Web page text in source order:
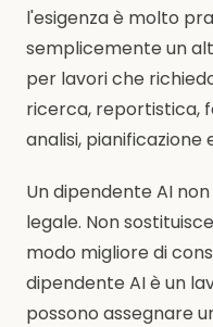
l'esigenza è molto
semplicemente un
per lavori che
ricerca, reportistica,
analisi, pianificazione
Un dipendente AI
legale. Non
modo migliore di
dipendente AI è un
possono assegnare